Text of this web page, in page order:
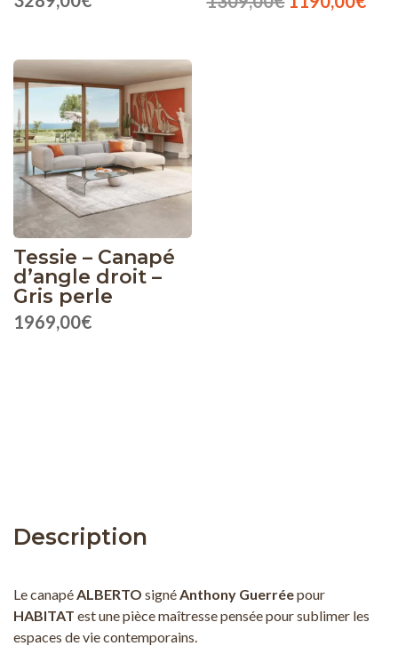
Tessie – Canapé
d’angle droit –
Gris perle
1969,00€
Description
Le canapé ALBERTO signé Anthony Guerréepour
HABITAT est une pièce maîtresse pensée pour sublimer les
espaces de vie contemporains.